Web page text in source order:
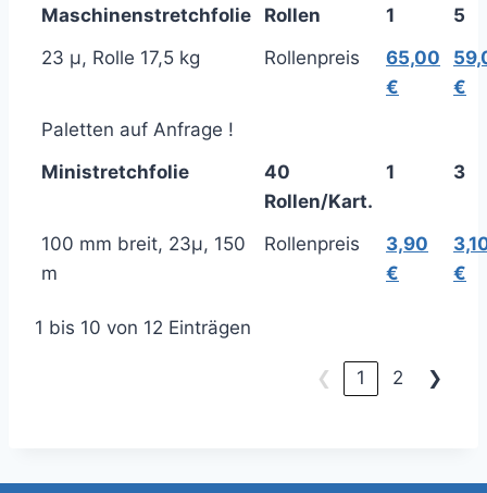
Maschinenstretchfolie
Rollen 1
5
23 µ, Rolle 17,5 kg
Rollenpreis
65,00
€
€
Paletten auf Anfrage !
Ministretchfolie
40
Rollen/Kart.
1 3
100 mm breit, 23µ, 150
m
Rollenpreis
3,90
€
€
1 bis 10 von 12 Einträgen
❮ 1 2 ❯